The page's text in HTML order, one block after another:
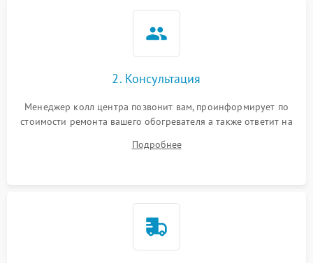
2. Консультация
Менеджер колл центра позвонит вам, проинформирует по
стоимости ремонта вашего обогревателя а также ответит на
Подробнее